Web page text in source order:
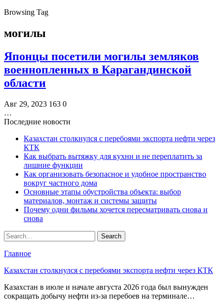
Browsing Tag
могилы
Японцы посетили могилы земляков
военнопленных в Карагандинской
области
Авг 29, 2023 163 0
…
Последние новости
Казахстан столкнулся с перебоями экспорта нефти через
КТК
Как выбрать вытяжку для кухни и не переплатить за
лишние функции
Как организовать безопасное и удобное пространство
вокруг частного дома
Основные этапы обустройства объекта: выбор
материалов, монтаж и системы защиты
Почему одни фильмы хочется пересматривать снова и
снова
Главное
Казахстан столкнулся с перебоями экспорта нефти через КТК
Казахстан в июле и начале августа 2026 года был вынужден
сокращать добычу нефти из-за перебоев на терминале…